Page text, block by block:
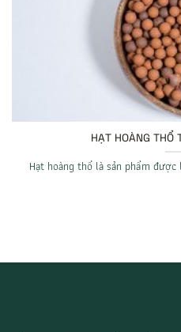
HẠT HOÀNG THỔ
Hạt hoàng thổ là sản phẩm